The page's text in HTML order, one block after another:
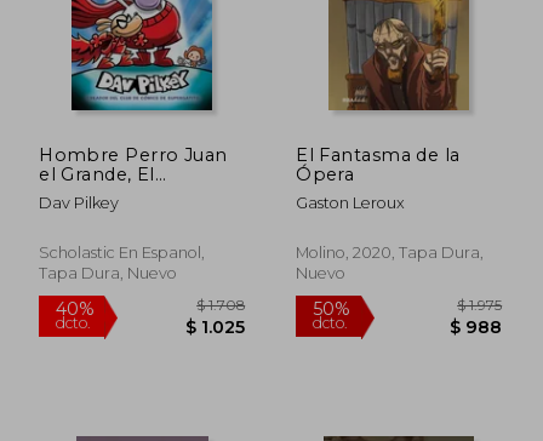
Hombre Perro Juan
el Grande, El
Comienzo (Hombre
Perro #13)
Dav Pilkey
Scholastic En Espanol,
Tapa Dura, Nuevo
El Fantasma de la
Ópera
Gaston Leroux
Molino, 2020, Tapa Dura,
Nuevo